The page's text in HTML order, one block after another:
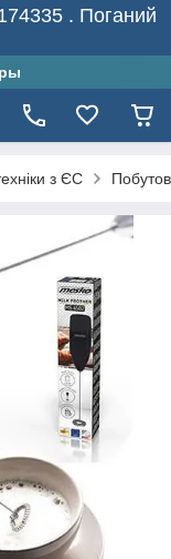
. Поганий
з ЄС